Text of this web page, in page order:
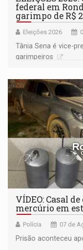
federal em
garimpo de R$
Eleições 2026
Tânia Sena é vice-
garimpeiros
VÍDEO: Casal
mercúrio em
Polícia 07 de
Prisão aconteceu